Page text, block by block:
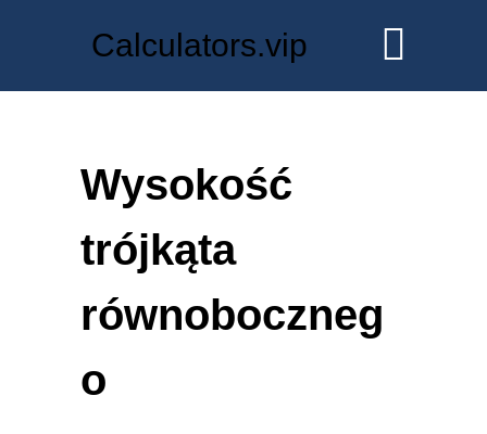
Calculators.vip
Wysokość
trójkąta
równoboczneg
o